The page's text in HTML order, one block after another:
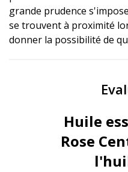
grande prudence
se trouvent à proximité
donner la possibilité de
Huile
Rose